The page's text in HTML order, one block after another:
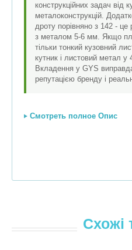
конструкційних задач від
металоконструкцій.
дроту порівняно з 142 - це
з металом 5-6 мм. Якщо
тільки тонкий кузовний
кутник і листовий метал у
Вкладення у GYS
репутацією бренду і
Смотреть полное Опис
Схожі